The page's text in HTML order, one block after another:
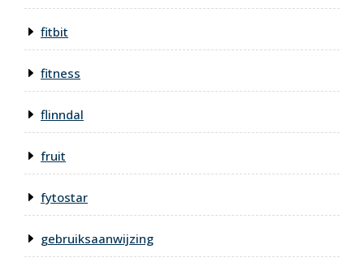
fitbit
fitness
flinndal
fruit
fytostar
gebruiksaanwijzing